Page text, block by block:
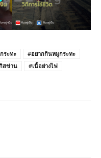
ระทะ
#อยากกินหมูกระทะ
สข่าน
#เนื้อย่างไฟ